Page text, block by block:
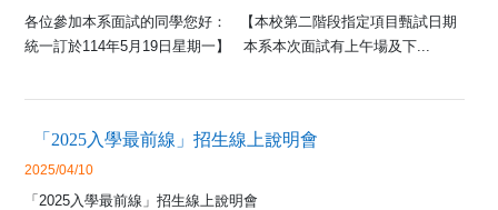
各位參加本系面試的同學您好： 【本校第二階段指定項目甄試日期
統一訂於114年5月19日星期一】 本系本次面試有上午場及下...
「2025入學最前線」招生線上說明會
2025/04/10
「2025入學最前線」招生線上說明會